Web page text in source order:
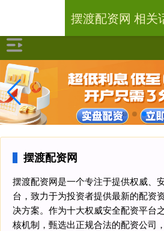
摆渡配资网
摆渡配资网是一个专注于提供权威、
台，致力于为投资者提供最新的配资
决方案。作为十大权威安全配资平台
核机制，甄选出正规合法的配资公司
摆渡配资网 相关